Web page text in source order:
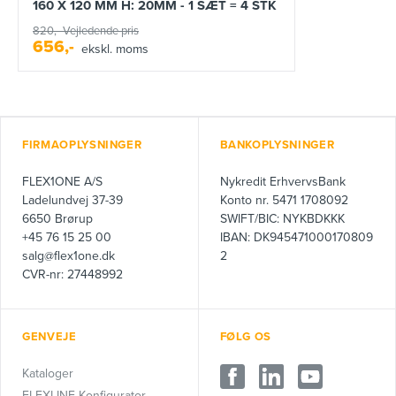
160 X 120 MM H: 20MM - 1 SÆT = 4 STK
820,-Vejledende pris
656,- ekskl. moms
FIRMAOPLYSNINGER
FLEX1ONE A/S
Ladelundvej 37-39
6650 Brørup
+45 76 15 25 00
salg@flex1one.dk
CVR-nr: 27448992
BANKOPLYSNINGER
Nykredit ErhvervsBank
Konto nr. 5471 1708092
SWIFT/BIC: NYKBDKKK
IBAN: DK945471000170809
2
GENVEJE
Kataloger
FØLG OS